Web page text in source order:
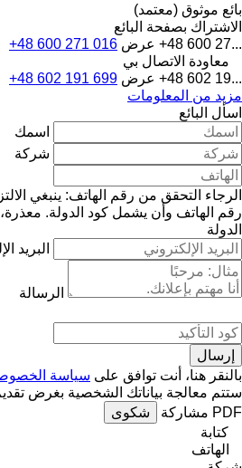
بائع موثوق (معتمد)
الاشتراك بصفحة البائع
+48 600 27... عرض +48 600 271 016
معاودة الاتصال بي
+48 602 19... عرض +48 602 191 699
مزيد من المعلومات
اسأل البائع
اسمك
شركة
الرجاء التحقق من رقم الهاتف: ينبغي
رقم الهاتف وأن يشمل كود الدولة.
الدولة
البريد
الرسالة
بالنقر هنا، أنت توافق على سياسة
ستتم معالجة بياناتك الشخصية بغرض
PDF مشاركة
شكوى
كتابة
الهاتف